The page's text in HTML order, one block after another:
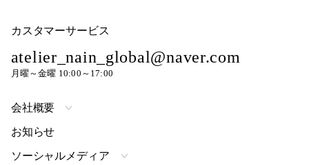
カスタマーサービス
atelier_nain_global@naver.com
月曜～金曜 10:00～17:00
会社概要
お知らせ
ソーシャルメディア